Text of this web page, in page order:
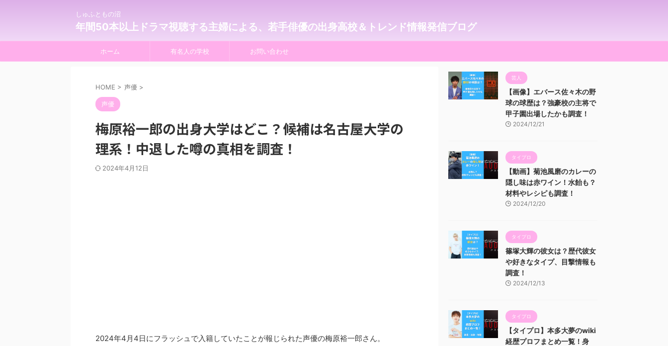
しゅふともの沼
年間50本以上ドラマ視聴する主婦による、若手俳優の出身高校＆トレンド情報発信ブログ
ホーム 有名人の学校 お問い合わせ
HOME > 声優 >
声優
梅原裕一郎の出身大学はどこ？候補は名古屋大学の
理系！中退した噂の真相を調査！
2024年4月12日
2024年4月4日にフラッシュで入籍していたことが報じられた声優の梅原裕一郎さん。
芸人
【画像】エバース佐々木の野
球の球歴は？強豪校の主将で
甲子園出場したかも調査！
2024/12/21
タイプロ
【動画】菊池風磨のカレーの
隠し味は赤ワイン！水飴も？
材料やレシピも調査！
2024/12/20
タイプロ
篠塚大輝の彼女は？歴代彼女
や好きなタイプ、目撃情報も
調査！
2024/12/13
タイプロ
【タイプロ】本多大夢のwiki
経歴プロフまとめ一覧！身